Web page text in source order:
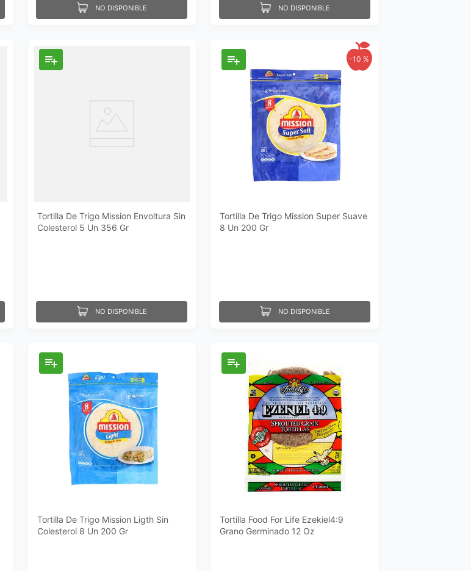
NO DISPONIBLE NO DISPONIBLE
Tortilla De Trigo Mission Envoltura Sin
Colesterol 5 Un 356 Gr
NO DISPONIBLE
-10 %
Tortilla De Trigo Mission Super Suave
8 Un 200 Gr
NO DISPONIBLE
Tortilla De Trigo Mission Ligth Sin
Colesterol 8 Un 200 Gr
Tortilla Food For Life Ezekiel4:9
Grano Germinado 12 Oz